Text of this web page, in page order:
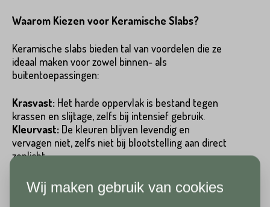
Waarom Kiezen voor Keramische Slabs?
Keramische slabs bieden tal van voordelen die ze
ideaal maken voor zowel binnen- als
buitentoepassingen:
Krasvast: Het harde oppervlak is bestand tegen
krassen en slijtage, zelfs bij intensief gebruik.
Kleurvast: De kleuren blijven levendig en
vervagen niet, zelfs niet bij blootstelling aan direct
zonlicht.
structuur hebben onze slabs minimaal onderhoud
nodig.
Achternaam*
Emailadres*
Telefoonnummer*
Land*
Wij maken gebruik van cookies